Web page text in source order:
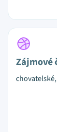
Zájmové